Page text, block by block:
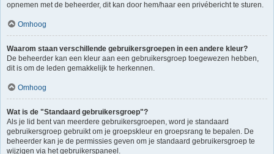
opnemen met de beheerder, dit kan door hem/haar een privébericht te sturen.
Omhoog
Waarom staan verschillende gebruikersgroepen in een andere kleur?
De beheerder kan een kleur aan een gebruikersgroep toegewezen hebben,
dit is om de leden gemakkelijk te herkennen.
Omhoog
Wat is de "Standaard gebruikersgroep"?
Als je lid bent van meerdere gebruikersgroepen, word je standaard
gebruikersgroep gebruikt om je groepskleur en groepsrang te bepalen. De
beheerder kan je de permissies geven om je standaard gebruikersgroep te
wijzigen via het gebruikerspaneel.